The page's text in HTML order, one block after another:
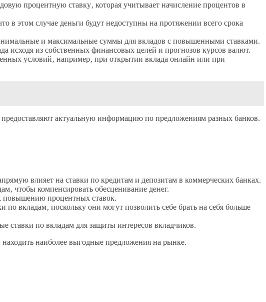
процентную ставку‚ которая учитывает начисление процентов в
в этом случае деньги будут недоступны на протяжении всего срока
и максимальные суммы для вкладов с повышенными ставками.
исходя из собственных финансовых целей и прогнозов курсов валют.
условий‚ например‚ при открытии вклада онлайн или при
актуальную информацию по предложениям разных банков.
влияет на ставки по кредитам и депозитам в коммерческих банках.
чтобы компенсировать обесценивание денег.
повышению процентных ставок.
вкладам‚ поскольку они могут позволить себе брать на себя больше
ставки по вкладам для защиты интересов вкладчиков.
наиболее выгодные предложения на рынке.